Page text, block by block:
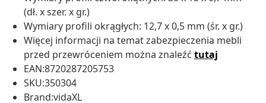
(dł. x szer. x gr.)
Wymiary profili okrągłych: 12,7 x 0,5 mm (śr. x gr.)
Więcej informacji na temat zabezpieczenia mebli
przed przewróceniem można znaleźć tutaj
EAN:8720287205753
SKU:350304
Brand:vidaXL